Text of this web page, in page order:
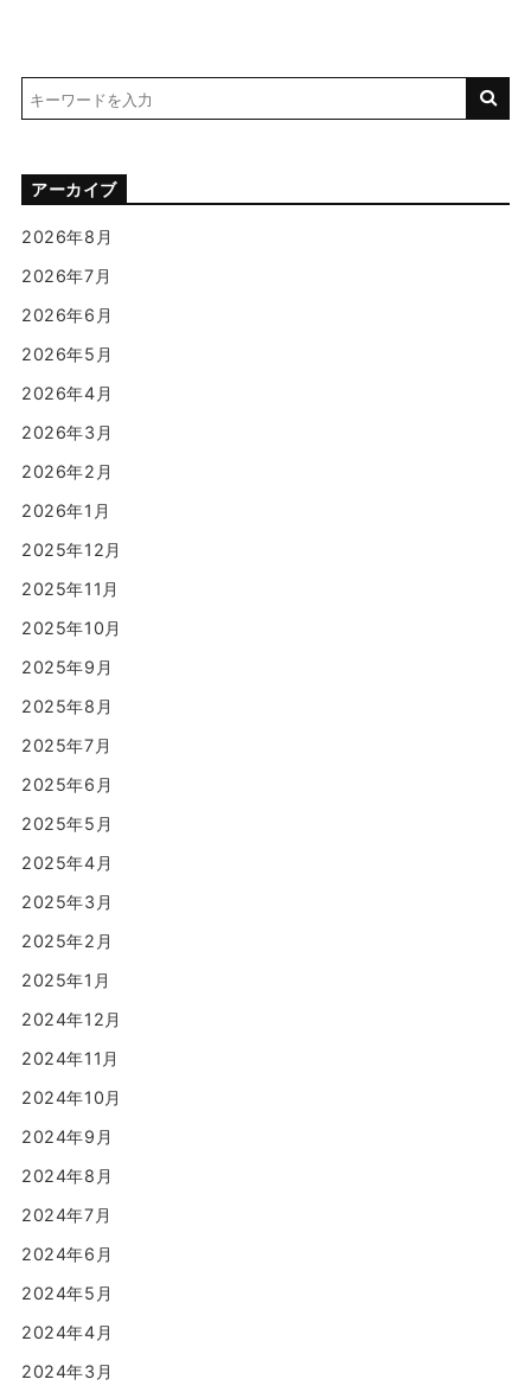
アーカイブ
2026年8月
2026年7月
2026年6月
2026年5月
2026年4月
2026年3月
2026年2月
2026年1月
2025年12月
2025年11月
2025年10月
2025年9月
2025年8月
2025年7月
2025年6月
2025年5月
2025年4月
2025年3月
2025年2月
2025年1月
2024年12月
2024年11月
2024年10月
2024年9月
2024年8月
2024年7月
2024年6月
2024年5月
2024年4月
2024年3月